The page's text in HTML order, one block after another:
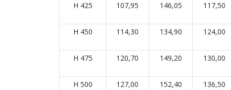
H 425 107,95 146,05 117,50
H 450 114,30 134,90 124,00
H 475 120,70 149,20 130,00
H 500 127,00 152,40 136,50